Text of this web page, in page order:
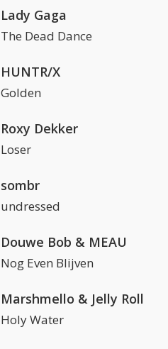
Lady Gaga
The Dead Dance
HUNTR/X
Golden
Roxy Dekker
Loser
sombr
undressed
Douwe Bob & MEAU
Nog Even Blijven
Marshmello & Jelly Roll
Holy Water